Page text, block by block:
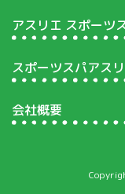
アスリエ スポーツ
スポーツスパアス
会社概要